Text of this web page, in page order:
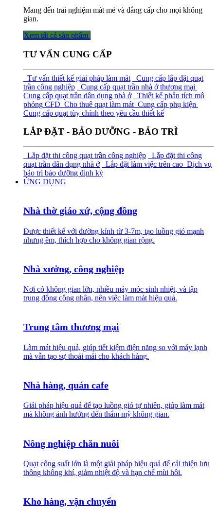
Mang đến trải nghiệm mát mẻ và đẳng cấp cho mọi không
gian.
Xem tất cả sả​​​​n phẩm
TƯ VẤN CUNG CẤP
Tư vấn thiết kế giải pháp làm mát
Cung cấp lắp đặt quạt
trần công nghiệp
Cung cấp quạt trần nhà ở thương mại
Cung cấp quạt trần dân dụng nhà ở
Thiết kế phân tích mô
phỏng CFD Cho thuê quạt làm mát Cung cấp phụ kiện
Cung cấp quạt tùy chỉnh theo yêu cầu thiết kế
LẮP ĐẶT - BẢO DƯỠNG - BẢO TRÌ
Lắp đặt thi công quạt trần công nghiệp
Lắp đặt thi công
quạt trần dân dụng nhà ở
Lắp đặt làm việc trên cao Dịch vụ
bảo trì bảo dưỡng định kỳ
ỨNG DỤNG
Nhà thờ giáo xứ, cộng đồng
Được thiết kế với đường kính từ 3-7m, tạo luồng gió mạnh
nhưng êm, thích hợp cho không gian rộng.
Nhà xưởng, công nghiệp
Nơi có không gian lớn, nhiều máy móc sinh nhiệt, và tập
trung đông công nhân, nên việc làm mát hiệu quả.
Trung tâm thương mại
Làm mát hiệu quả, giúp tiết kiệm điện năng so với máy lạnh
mà vẫn tạo sự thoải mái cho khách hàng.
Nhà hàng, quán cafe
Giải pháp hiệu quả để tạo luồng gió tự nhiên, giúp làm mát
mà không ảnh hưởng đến thẩm mỹ không gian.
Nông nghiệp chăn nuôi
Quạt công suất lớn là một giải pháp hiệu quả để cải thiện lưu
thông không khí, giảm nhiệt độ và hạn chế mùi hôi.
Kho hàng, vận chuyển